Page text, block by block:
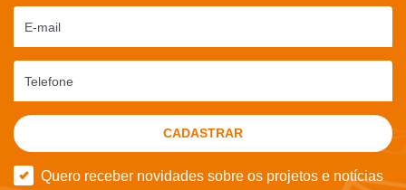
CADASTRAR
Quero receber novidades sobre os projetos e notícias